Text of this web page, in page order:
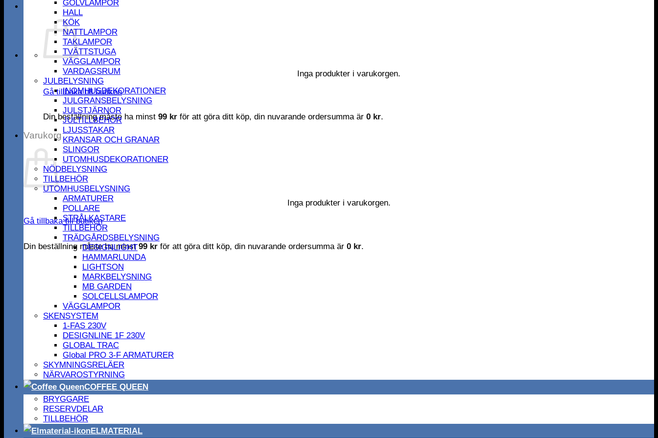
Inga produkter i varukorgen.
Gå tillbaka till butiken
Din beställning måste ha minst 99 kr för att göra ditt köp, din nuvarande ordersumma är 0 kr.
Varukorg
Inga produkter i varukorgen.
Gå tillbaka till butiken
Din beställning måste ha minst99 kr för att göra ditt köp, din nuvarande ordersumma är 0 kr.
GOLVLAMPOR
HALL
KÖK
NATTLAMPOR
TAKLAMPOR
TVÄTTSTUGA
VÄGGLAMPOR
VARDAGSRUM
JULBELYSNING
INOMHUSDEKORATIONER
JULGRANSBELYSNING
JULSTJÄRNOR
JULTILLBEHÖR
LJUSSTAKAR
KRANSAR OCH GRANAR
SLINGOR
UTOMHUSDEKORATIONER
NÖDBELYSNING
TILLBEHÖR
UTOMHUSBELYSNING
ARMATURER
POLLARE
STRÅLKASTARE
TILLBEHÖR
TRÄDGÅRDSBELYSNING
DESIGNLIGHT
HAMMARLUNDA
LIGHTSON
MARKBELYSNING
MB GARDEN
SOLCELLSLAMPOR
VÄGGLAMPOR
SKENSYSTEM
1-FAS 230V
DESIGNLINE 1F 230V
GLOBAL TRAC
Global PRO 3-F ARMATURER
SKYMNINGSRELÄER
NÄRVAROSTYRNING
COFFEE QUEEN
BRYGGARE
RESERVDELAR
TILLBEHÖR
ELMATERIAL